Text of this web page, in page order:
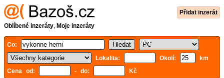
Přidat inzerát
Oblíbené inzeráty, Moje inzeráty
Co:
Lokalita:
Okolí:
km
Cena od:
- do: Kč